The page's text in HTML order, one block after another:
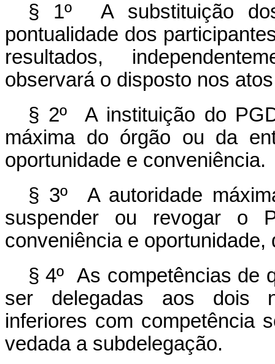
§ 1º A substituição
pontualidade dos
resultados,
observará o disposto nos
§ 2º A instituição do
máxima do órgão ou da
oportunidade e conveniência.
§ 3º A autoridade
suspender ou revogar o
conveniência e
§ 4º As competências de
ser delegadas aos dois
inferiores com competência
vedada a subdelegação.